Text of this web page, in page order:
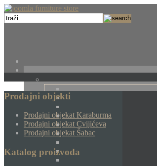
Prodajni objekti
Prodajni objekat Karaburma
Prodajni objekat Cvijićeva
Prodajni objekat Šabac
Katalog proizvoda